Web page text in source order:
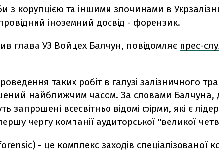
з корупцією та іншими злочинами в
іноземний досвід - форензик.
глава УЗ Войцех Балчун, повідомляє прес-
таких робіт в галузі залізничного
найближчим часом. За словами Балчуна,
запрошені всесвітньо відомі фірми, які є
чергу компанії аудиторської "великої
- це комплекс заходів спеціалізованої